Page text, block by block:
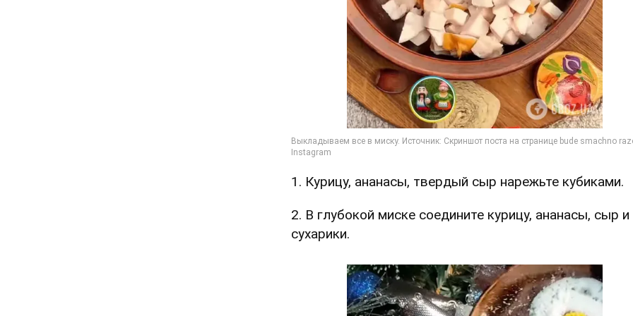
1. Курицу, ананасы, твердый сыр нарежьте кубиками.
2. В глубокой миске соедините курицу, ананасы, сыр и
сухарики.